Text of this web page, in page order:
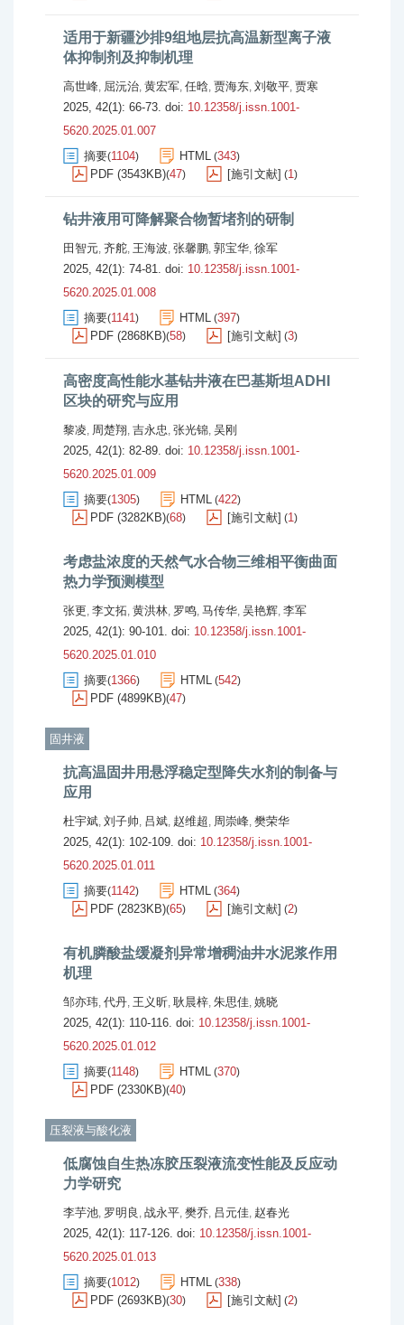
适用于新疆沙排9组地层抗高温新型离子液
体抑制剂及抑制机理
高世峰, 屈沅治, 黄宏军, 任晗, 贾海东, 刘敬平, 贾寒
2025, 42(1): 66-73. doi: 10.12358/j.issn.1001-
5620.2025.01.007
摘要(1104) HTML (343)
PDF (3543KB)(47) [施引文献] (1)
钻井液用可降解聚合物暂堵剂的研制
田智元, 齐舵, 王海波, 张馨鹏, 郭宝华, 徐军
2025, 42(1): 74-81. doi: 10.12358/j.issn.1001-
5620.2025.01.008
摘要(1141) HTML (397)
PDF (2868KB)(58) [施引文献] (3)
高密度高性能水基钻井液在巴基斯坦ADHI
区块的研究与应用
黎凌, 周楚翔, 吉永忠, 张光锦, 吴刚
2025, 42(1): 82-89. doi: 10.12358/j.issn.1001-
5620.2025.01.009
摘要(1305) HTML (422)
PDF (3282KB)(68) [施引文献] (1)
考虑盐浓度的天然气水合物三维相平衡曲面
热力学预测模型
张更, 李文拓, 黄洪林, 罗鸣, 马传华, 吴艳辉, 李军
2025, 42(1): 90-101. doi: 10.12358/j.issn.1001-
5620.2025.01.010
摘要(1366) HTML (542)
PDF (4899KB)(47)
固井液
抗高温固井用悬浮稳定型降失水剂的制备与
应用
杜宇斌, 刘子帅, 吕斌, 赵维超, 周崇峰, 樊荣华
2025, 42(1): 102-109. doi: 10.12358/j.issn.1001-
5620.2025.01.011
摘要(1142) HTML (364)
PDF (2823KB)(65) [施引文献] (2)
有机膦酸盐缓凝剂异常增稠油井水泥浆作用
机理
邹亦玮, 代丹, 王义昕, 耿晨梓, 朱思佳, 姚晓
2025, 42(1): 110-116. doi: 10.12358/j.issn.1001-
5620.2025.01.012
摘要(1148) HTML (370)
PDF (2330KB)(40)
压裂液与酸化液
低腐蚀自生热冻胶压裂液流变性能及反应动
力学研究
李芋池, 罗明良 , 战永平, 樊乔, 吕元佳, 赵春光
2025, 42(1): 117-126. doi: 10.12358/j.issn.1001-
5620.2025.01.013
摘要(1012) HTML (338)
PDF (2693KB)(30) [施引文献] (2)